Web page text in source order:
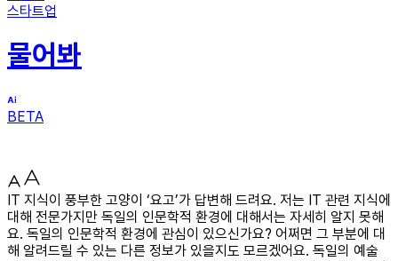
스타트업
물어봐
BETA
IT 지식이 풍부한 고양이 ‘요고’가 답변해 드려요. 저는 IT 관련 지식에
대해 전문가지만 독일의 인문학적 환경에 대해서는 자세히 알지 못해
요. 독일의 인문학적 환경에 관심이 있으신가요? 어쩌면 그 부분에 대
해 알려드릴 수 있는 다른 정보가 있을지도 모르겠어요. 독일의 예술